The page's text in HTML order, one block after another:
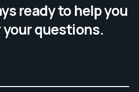
ready to help you
your questions.